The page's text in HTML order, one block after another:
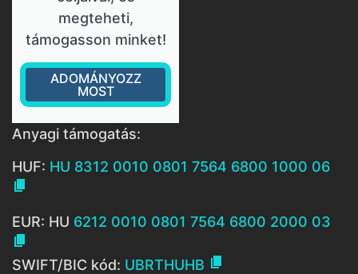
megteheti,
támogasson minket!
ADOMÁNYOZZ
MOST
Anyagi támogatás:
HUF: HU 8312 0010 0801 7564 6800 1000 06

EUR: HU 6212 0010 0801 7564 6800 2000 03

SWIFT/BIC kód: UBRTHUHB 